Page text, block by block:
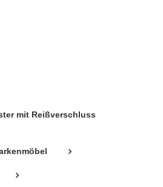
mit Reißverschluss